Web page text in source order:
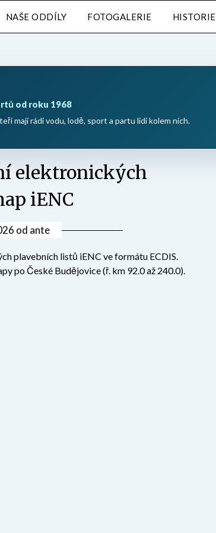
NAŠE ODDÍLY FOTOGALERIE HISTORIE
od roku 1968
mají rádi vodu, lodě, sport a partu lidí kolem nich.
elektronických
iENC
od ante
plavebních listů iENC ve formátu ECDIS.
po České Budějovice (ř. km 92.0 až 240.0).